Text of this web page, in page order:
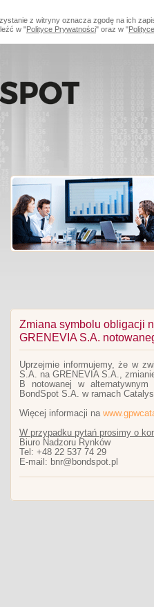
z witryny oznacza zgodę na ich
w "Polityce Prywatności" oraz w "
Zmiana symbolu obligacji
GRENEVIA S.A.
Uprzejmie informujemy, że w
S.A. na GRENEVIA S.A.,
B notowanej w
BondSpot S.A. w ramach
Więcej informacji na
W przypadku pytań prosimy o
Biuro Nadzoru Rynków
Tel: +48 22 537 74 29
E-mail: bnr@bondspot.pl